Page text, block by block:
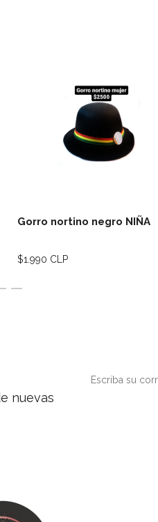
Gorro nortino negro NIÑA
Ver
$1.990 CLP
nuevas